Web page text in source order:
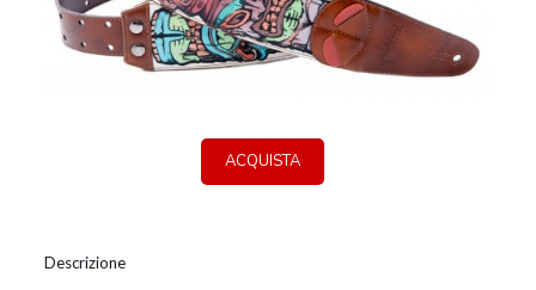
ACQUISTA
Descrizione